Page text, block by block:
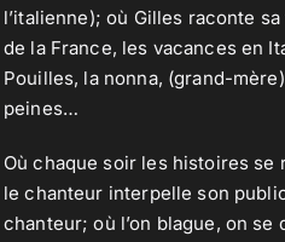
l’italienne); où Gilles raconte sa
de la France, les vacances en
Pouilles, la nonna, (grand-
peines…
Où chaque soir les histoires
le chanteur interpelle son
chanteur; où l’on blague, on